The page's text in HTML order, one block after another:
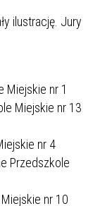
ilustrację. Jury
Miejskie nr 1
Miejskie nr 13
nr 4
Przedszkole
nr 10